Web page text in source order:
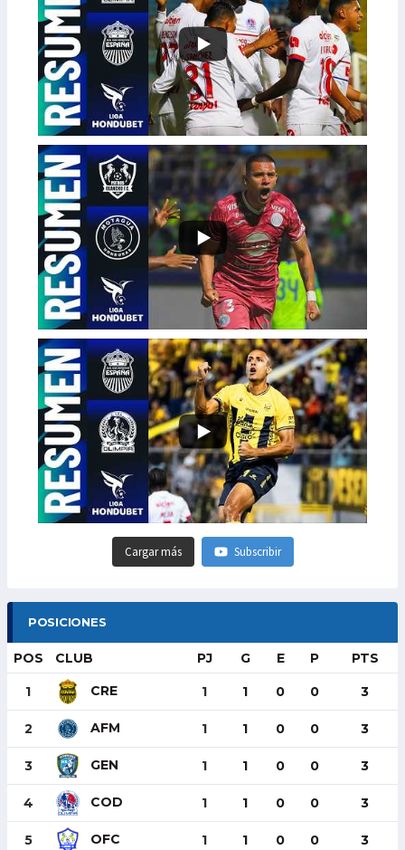
Cargar más Subscribir
POSICIONES
POS CLUB PJ G E P PTS
1 CRE 1 1 0 0 3
2 AFM 1 1 0 0 3
3 GEN 1 1 0 0 3
4 COD 1 1 0 0 3
5 OFC 1 1 0 0 3